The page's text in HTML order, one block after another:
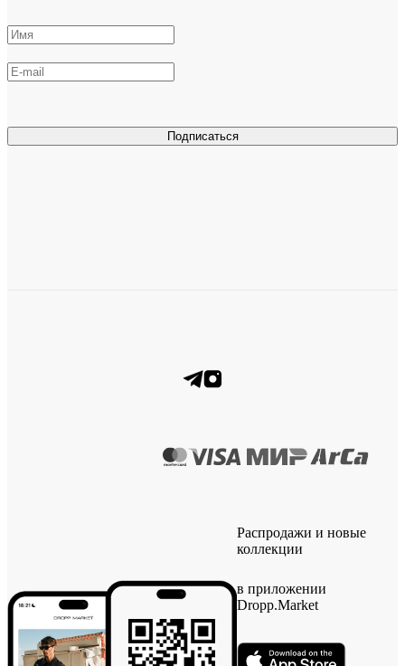
Подписаться
Распродажи и новые
коллекции
в приложении
Dropp.Market